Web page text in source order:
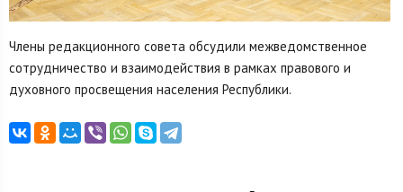
Члены редакционного совета обсудили межведомственное
сотрудничество и взаимодействия в рамках правового и
духовного просвещения населения Республики.